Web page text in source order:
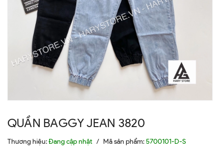
QUẦN BAGGY JEAN 3820
Thương hiệu:Đang cập nhật / Mã sản phẩm:5700101-D-S